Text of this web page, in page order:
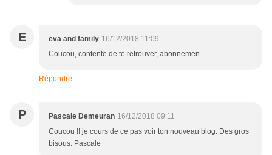
E eva and family 16/12/2018 11:09
Coucou, contente de te retrouver, abonnemen
Répondre
P Pascale Demeuran 16/12/2018 09:11
Coucou !! je cours de ce pas voir ton nouveau blog. Des gros
bisous. Pascale